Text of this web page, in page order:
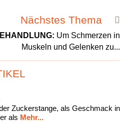
Nächstes Thema
Um Schmerzen in
Muskeln und Gelenken zu...
Zuckerstange, als Geschmack in
als Mehr...